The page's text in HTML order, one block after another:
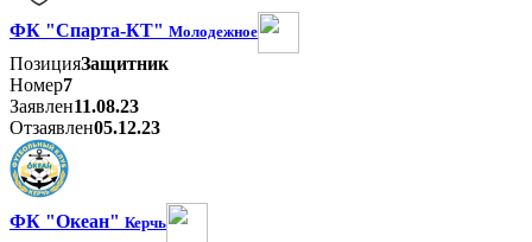
ФК "Спарта-КТ" Молодежное
ПозицияЗащитник
Номер7
Заявлен11.08.23
Отзаявлен05.12.23
ФК "Океан" Керчь